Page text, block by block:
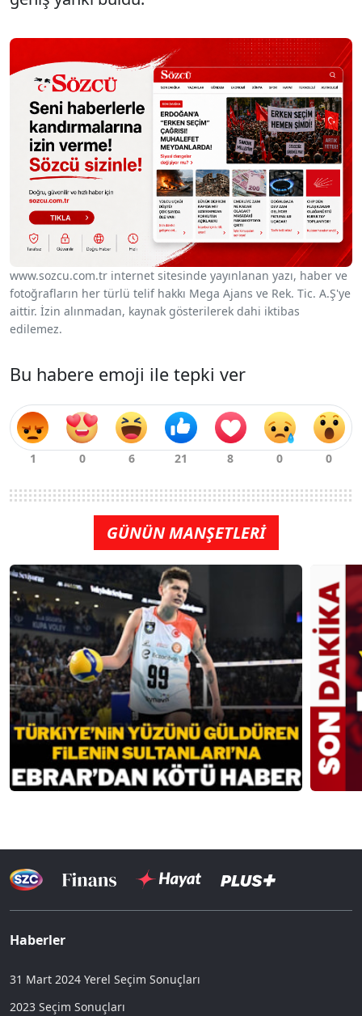
www.sozcu.com.tr internet sitesinde yayınlanan yazı, haber ve
fotoğrafların her türlü telif hakkı Mega Ajans ve Rek. Tic. A.Ş'ye
aittir. İzin alınmadan, kaynak gösterilerek dahi iktibas
edilemez.
Bu habere emoji ile tepki ver
GÜNÜN MANŞETLERİ
Haberler
31 Mart 2024 Yerel Seçim Sonuçları
2023 Seçim Sonuçları